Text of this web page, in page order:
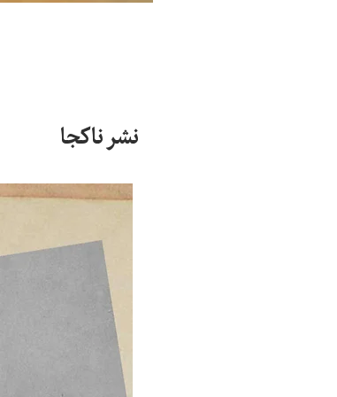
نشر ناکجا